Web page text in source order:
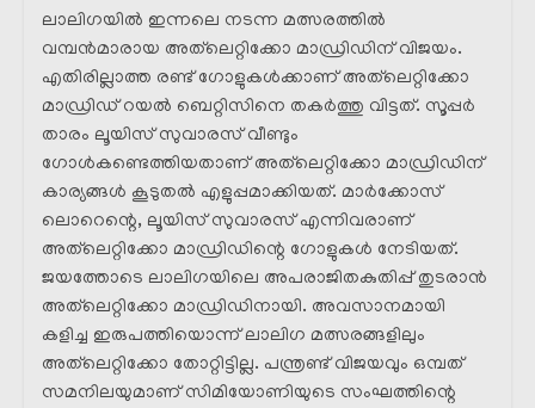
ലാലിഗയിൽ ഇന്നലെ നടന്ന മത്സരത്തിൽ
വമ്പൻമാരായ അത്‌ലെറ്റിക്കോ മാഡ്രിഡിന് വിജയം.
എതിരില്ലാത്ത രണ്ട് ഗോളുകൾക്കാണ് അത്‌ലെറ്റിക്കോ
മാഡ്രിഡ്‌ റയൽ ബെറ്റിസിനെ തകർത്തു വിട്ടത്. സൂപ്പർ
താരം ലൂയിസ് സുവാരസ് വീണ്ടും
ഗോൾകണ്ടെത്തിയതാണ് അത്‌ലെറ്റിക്കോ മാഡ്രിഡിന്
കാര്യങ്ങൾ കൂടുതൽ എളുപ്പമാക്കിയത്. മാർക്കോസ്
ലൊറെന്റെ, ലൂയിസ് സുവാരസ് എന്നിവരാണ്
അത്‌ലെറ്റിക്കോ മാഡ്രിഡിന്റെ ഗോളുകൾ നേടിയത്.
ജയത്തോടെ ലാലിഗയിലെ അപരാജിതകുതിപ്പ് തുടരാൻ
അത്‌ലെറ്റിക്കോ മാഡ്രിഡിനായി. അവസാനമായി
കളിച്ച ഇരുപത്തിയൊന്ന് ലാലിഗ മത്സരങ്ങളിലും
അത്‌ലെറ്റിക്കോ തോറ്റിട്ടില്ല. പന്ത്രണ്ട് വിജയവും ഒമ്പത്
സമനിലയുമാണ് സിമിയോണിയുടെ സംഘത്തിന്റെ